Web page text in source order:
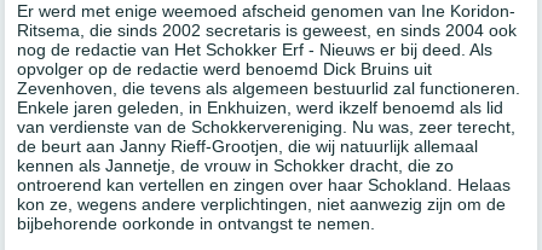
Er werd met enige weemoed afscheid genomen van Ine Koridon-
Ritsema, die sinds 2002 secretaris is geweest, en sinds 2004 ook
nog de redactie van Het Schokker Erf - Nieuws er bij deed. Als
opvolger op de redactie werd benoemd Dick Bruins uit
Zevenhoven, die tevens als algemeen bestuurlid zal functioneren.
Enkele jaren geleden, in Enkhuizen, werd ikzelf benoemd als lid
van verdienste van de Schokkervereniging. Nu was, zeer terecht,
de beurt aan Janny Rieff-Grootjen, die wij natuurlijk allemaal
kennen als Jannetje, de vrouw in Schokker dracht, die zo
ontroerend kan vertellen en zingen over haar Schokland. Helaas
kon ze, wegens andere verplichtingen, niet aanwezig zijn om de
bijbehorende oorkonde in ontvangst te nemen.